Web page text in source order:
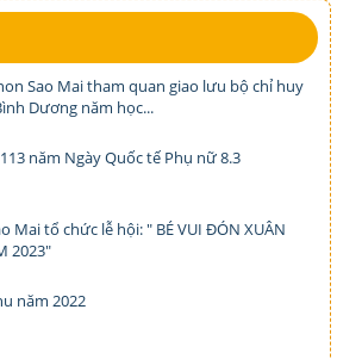
Sao Mai tham quan giao lưu bộ chỉ huy
Dương năm học...
năm Ngày Quốc tế Phụ nữ 8.3
Mai tổ chức lễ hội: " BÉ VUI ĐÓN XUÂN
2023"
năm 2022